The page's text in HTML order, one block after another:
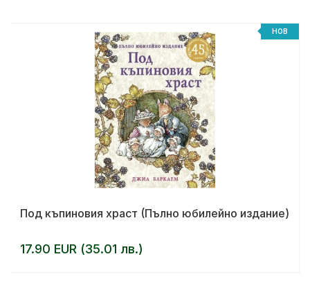
НОВ
Под къпиновия храст (Пълно юбилейно издание)
17.90 EUR (35.01 лв.)